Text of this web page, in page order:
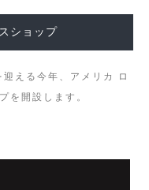
ショップ
える今年、アメリカ ロ
を開設します。